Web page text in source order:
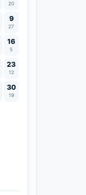
20
9
27
16
5
23
12
30
19